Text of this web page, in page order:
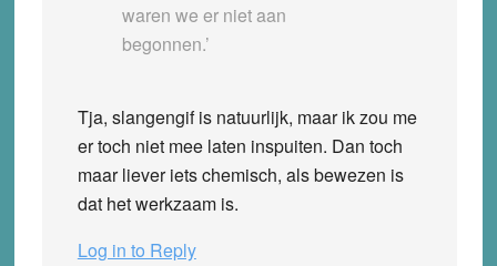
waren we er niet aan
begonnen.’
Tja, slangengif is natuurlijk, maar ik zou me
er toch niet mee laten inspuiten. Dan toch
maar liever iets chemisch, als bewezen is
dat het werkzaam is.
Log in to Reply